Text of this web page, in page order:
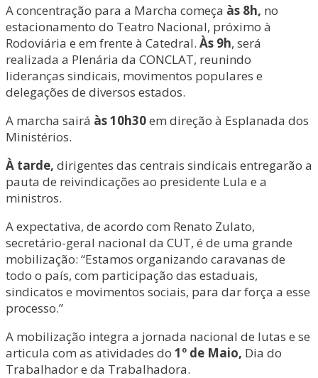
A concentração para a Marcha começa às 8h, no
estacionamento do Teatro Nacional, próximo à
Rodoviária e em frente à Catedral. Às 9h, será
realizada a Plenária da CONCLAT, reunindo
lideranças sindicais, movimentos populares e
delegações de diversos estados.
A marcha sairá às 10h30em direção à Esplanada dos
Ministérios.
À tarde, dirigentes das centrais sindicais entregarão a
pauta de reivindicações ao presidente Lula e a
ministros.
A expectativa, de acordo com Renato Zulato,
secretário-geral nacional da CUT, é de uma grande
mobilização: “Estamos organizando caravanas de
todo o país, com participação das estaduais,
sindicatos e movimentos sociais, para dar força a esse
processo.”
A mobilização integra a jornada nacional de lutas e se
articula com as atividades do 1º de Maio, Dia do
Trabalhador e da Trabalhadora.